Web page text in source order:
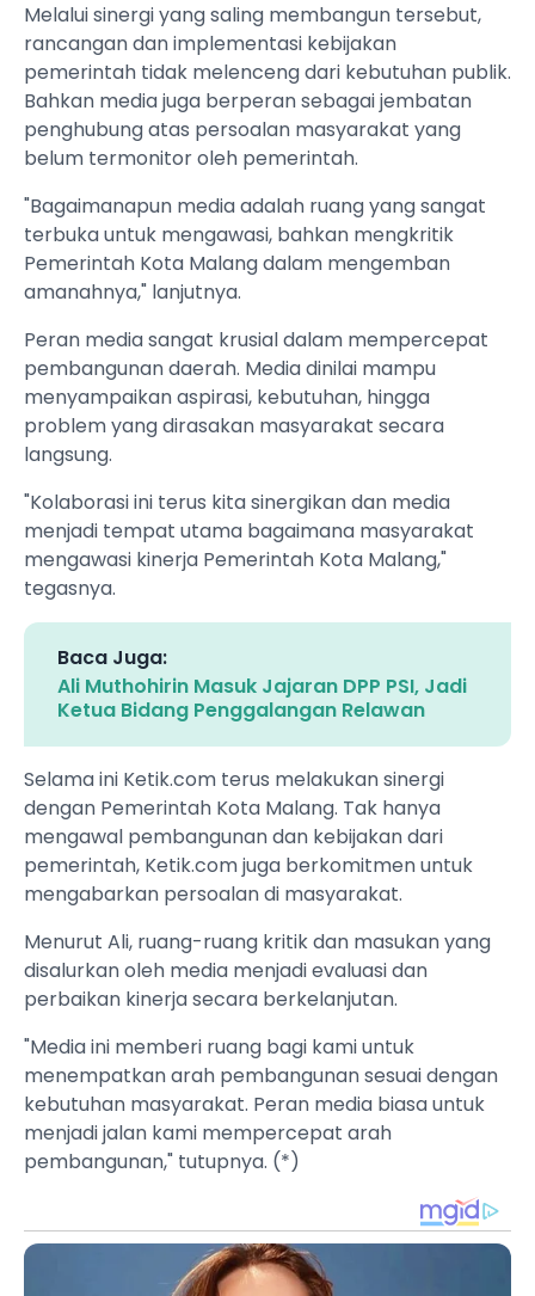
Melalui sinergi yang saling membangun tersebut,
rancangan dan implementasi kebijakan
pemerintah tidak melenceng dari kebutuhan publik.
Bahkan media juga berperan sebagai jembatan
penghubung atas persoalan masyarakat yang
belum termonitor oleh pemerintah.
"Bagaimanapun media adalah ruang yang sangat
terbuka untuk mengawasi, bahkan mengkritik
Pemerintah Kota Malang dalam mengemban
amanahnya," lanjutnya.
Peran media sangat krusial dalam mempercepat
pembangunan daerah. Media dinilai mampu
menyampaikan aspirasi, kebutuhan, hingga
problem yang dirasakan masyarakat secara
langsung.
"Kolaborasi ini terus kita sinergikan dan media
menjadi tempat utama bagaimana masyarakat
mengawasi kinerja Pemerintah Kota Malang,"
tegasnya.
Baca Juga:
Ali Muthohirin Masuk Jajaran DPP PSI, Jadi
Ketua Bidang Penggalangan Relawan
Selama ini Ketik.com terus melakukan sinergi
dengan Pemerintah Kota Malang. Tak hanya
mengawal pembangunan dan kebijakan dari
pemerintah, Ketik.com juga berkomitmen untuk
mengabarkan persoalan di masyarakat.
Menurut Ali, ruang-ruang kritik dan masukan yang
disalurkan oleh media menjadi evaluasi dan
perbaikan kinerja secara berkelanjutan.
"Media ini memberi ruang bagi kami untuk
menempatkan arah pembangunan sesuai dengan
kebutuhan masyarakat. Peran media biasa untuk
menjadi jalan kami mempercepat arah
pembangunan," tutupnya. (*)